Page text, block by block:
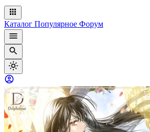
Каталог Популярное Форум